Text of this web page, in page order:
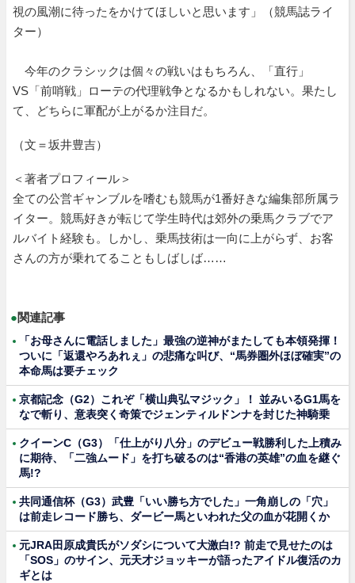
視の風潮に待ったをかけてほしいと思います」（競馬誌ライ
ター）
今年のクラシックは個々の戦いはもちろん、「直行」
VS「前哨戦」ローテの代理戦争となるかもしれない。果たし
て、どちらに軍配が上がるか注目だ。
（文＝坂井豊吉）
＜著者プロフィール＞
全ての公営ギャンブルを嗜むも競馬が1番好きな編集部所属ラ
イター。競馬好きが転じて学生時代は郊外の乗馬クラブでア
ルバイト経験も。しかし、乗馬技術は一向に上がらず、お客
さんの方が乗れてることもしばしば……
●関連記事
「お母さんに電話しました」最強の逆神がまたしても本領発揮！
ついに「返還やろあれぇ」の悲痛な叫び、“馬券圏外ほぼ確実”の
本命馬は要チェック
京都記念（G2）これぞ「横山典弘マジック」！ 並みいるG1馬を
なで斬り、意表突く奇策でジェンティルドンナを封じた神騎乗
クイーンC（G3）「仕上がり八分」のデビュー戦勝利した上積み
に期待、「二強ムード」を打ち破るのは“香港の英雄”の血を継ぐ
馬!?
共同通信杯（G3）武豊「いい勝ち方でした」一角崩しの「穴」
は前走レコード勝ち、ダービー馬といわれた父の血が花開くか
元JRA田原成貴氏がソダシについて大激白!? 前走で見せたのは
「SOS」のサイン、元天才ジョッキーが語ったアイドル復活のカ
ギとは